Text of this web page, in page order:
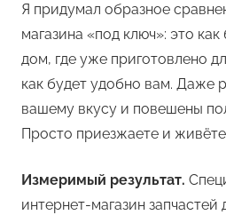
Я придумал образное
магазина «под ключ»: это
дом, где уже приготовлено
как будет удобно вам. Даже
вашему вкусу и повешены
Просто приезжаете и
Измеримый результат.
интернет-магазин запчастей